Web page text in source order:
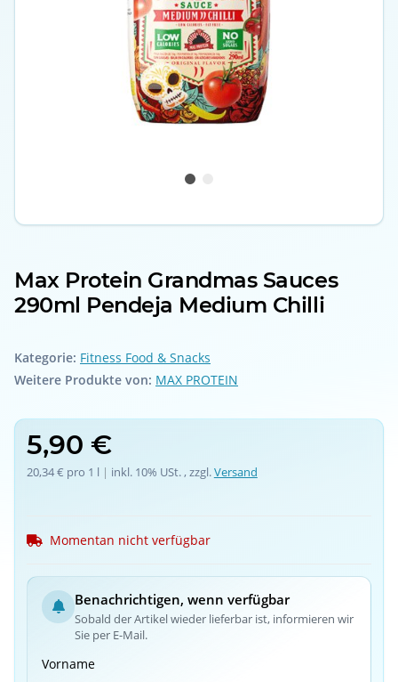
Max Protein Grandmas Sauces
290ml Pendeja Medium Chilli
Kategorie: Fitness Food & Snacks
Weitere Produkte von: MAX PROTEIN
5,90 €
20,34 € pro 1 l | inkl. 10% USt. , zzgl.Versand
Momentan nicht verfügbar
Benachrichtigen, wenn verfügbar
Sobald der Artikel wieder lieferbar ist, informieren wir
Sie per E-Mail.
Vorname